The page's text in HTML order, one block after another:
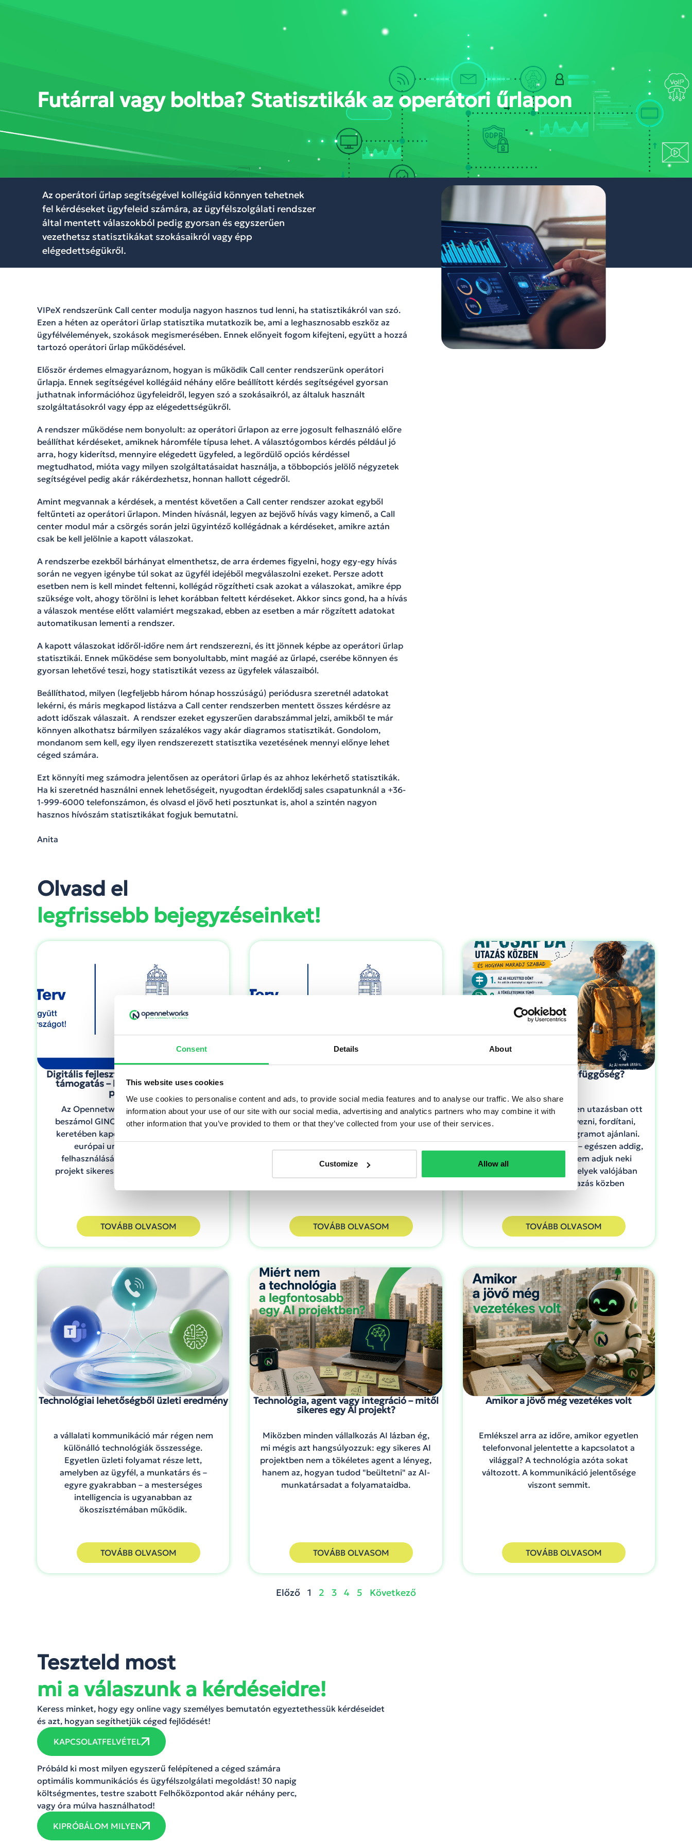
Consent Details About
This website uses cookies
We use cookies to personalise content and ads, to provide social media features and to analyse our traffic. We also share
information about your use of our site with our social media, advertising and analytics partners who may combine it with
other information that you’ve provided to them or that they’ve collected from your use of their services.
Customize Allow all
Futárral vagy boltba? Statisztikák az operátori űrlapon
Az operátori űrlap segítségével kollégáid könnyen tehetnek
fel kérdéseket ügyfeleid számára, az ügyfélszolgálati rendszer
által mentett válaszokból pedig gyorsan és egyszerűen
vezethetsz statisztikákat szokásaikról vagy épp
elégedettségükről.
VIPeX rendszerünk Call center modulja nagyon hasznos tud lenni, ha statisztikákról van szó.
Ezen a héten az operátori űrlap statisztika mutatkozik be, ami a leghasznosabb eszköz az
ügyfélvélemények, szokások megismerésében. Ennek előnyeit fogom kifejteni, együtt a hozzá
tartozó operátori űrlap működésével.
Először érdemes elmagyaráznom, hogyan is működik Call center rendszerünk operátori
űrlapja. Ennek segítségével kollégáid néhány előre beállított kérdés segítségével gyorsan
juthatnak információhoz ügyfeleidről, legyen szó a szokásaikról, az általuk használt
szolgáltatásokról vagy épp az elégedettségükről.
A rendszer működése nem bonyolult: az operátori űrlapon az erre jogosult felhasználó előre
beállíthat kérdéseket, amiknek háromféle típusa lehet. A választógombos kérdés például jó
arra, hogy kiderítsd, mennyire elégedett ügyfeled, a legördülő opciós kérdéssel
megtudhatod, mióta vagy milyen szolgáltatásaidat használja, a többopciós jelölő négyzetek
segítségével pedig akár rákérdezhetsz, honnan hallott cégedről.
Amint megvannak a kérdések, a mentést követően a Call center rendszer azokat egyből
feltűnteti az operátori űrlapon. Minden hívásnál, legyen az bejövő hívás vagy kimenő, a Call
center modul már a csörgés során jelzi ügyintéző kollégádnak a kérdéseket, amikre aztán
csak be kell jelölnie a kapott válaszokat.
A rendszerbe ezekből bárhányat elmenthetsz, de arra érdemes figyelni, hogy egy-egy hívás
során ne vegyen igénybe túl sokat az ügyfél idejéből megválaszolni ezeket. Persze adott
esetben nem is kell mindet feltenni, kollégád rögzítheti csak azokat a válaszokat, amikre épp
szüksége volt, ahogy törölni is lehet korábban feltett kérdéseket. Akkor sincs gond, ha a hívás
a válaszok mentése előtt valamiért megszakad, ebben az esetben a már rögzített adatokat
automatikusan lementi a rendszer.
A kapott válaszokat időről-időre nem árt rendszerezni, és itt jönnek képbe az operátori űrlap
statisztikái. Ennek működése sem bonyolultabb, mint magáé az űrlapé, cserébe könnyen és
gyorsan lehetővé teszi, hogy statisztikát vezess az ügyfelek válaszaiból.
Beállíthatod, milyen (legfeljebb három hónap hosszúságú) periódusra szeretnél adatokat
lekérni, és máris megkapod listázva a Call center rendszerben mentett összes kérdésre az
adott időszak válaszait. A rendszer ezeket egyszerűen darabszámmal jelzi, amikből te már
könnyen alkothatsz bármilyen százalékos vagy akár diagramos statisztikát. Gondolom,
mondanom sem kell, egy ilyen rendszerezett statisztika vezetésének mennyi előnye lehet
céged számára.
Ezt könnyíti meg számodra jelentősen az operátori űrlap és az ahhoz lekérhető statisztikák.
Ha ki szeretnéd használni ennek lehetőségeit, nyugodtan érdeklődj sales csapatunknál a +36-
1-999-6000 telefonszámon, és olvasd el jövő heti posztunkat is, ahol a szintén nagyon
hasznos hívószám statisztikákat fogjuk bemutatni.
Anita
Olvasd el
legfrissebb bejegyzéseinket!
Digitális fejlesztés, lean folyamatok, AI-
támogatás – lezárult a GINOP Plusz
projektünk
Az Opennetworks Kft. folyamatosan
beszámol GINOP Plusz 2.1.3-24 pályázat
keretében kapott vissza nem térítendő
európai uniós támogatásának
felhasználásáról. Bejegyzésünkben a
projekt sikeres zárásáról számolunk be.
TOVÁBB OLVASOM
Az Opennetworks Kft. folyamatosan
beszámol GINOP Plusz 2.1.3-24 pályázat
felhasználásáról. bejegyzés a marketing
fejlesztési részprojekt eredményeiről.
TOVÁBB OLVASOM
Szabadság vagy AI-függőség?
Az AI ma már szinte minden utazásban ott
van. Segít útvonalat tervezni, fordítani,
szállást keresni vagy programot ajánlani.
Ez fantasztikus lehetőség – egészen addig,
amíg észrevétlenül át nem adjuk neki
azokat a döntéseket, amelyek valójában
ránk tartoznak. Pl. utazás közben
TOVÁBB OLVASOM
Technológiai lehetőségből üzleti eredmény
a vállalati kommunikáció már régen nem
különálló technológiák összessége.
Egyetlen üzleti folyamat része lett,
amelyben az ügyfél, a munkatárs és –
egyre gyakrabban – a mesterséges
intelligencia is ugyanabban az
ökoszisztémában működik.
TOVÁBB OLVASOM
Technológia, agent vagy integráció – mitől
sikeres egy AI projekt?
Miközben minden vállalkozás AI lázban ég,
mi mégis azt hangsúlyozzuk: egy sikeres AI
projektben nem a tökéletes agent a lényeg,
hanem az, hogyan tudod "beültetni" az AI-
munkatársadat a folyamataidba.
TOVÁBB OLVASOM
Amikor a jövő még vezetékes volt
Emlékszel arra az időre, amikor egyetlen
telefonvonal jelentette a kapcsolatot a
világgal? A technológia azóta sokat
változott. A kommunikáció jelentősége
viszont semmit.
TOVÁBB OLVASOM
Előző 1 2 3 4 5 Következő
Teszteld most
mi a válaszunk a kérdéseidre!
Keress minket, hogy egy online vagy személyes bemutatón egyeztethessük kérdéseidet
és azt, hogyan segíthetjük céged fejlődését!
KAPCSOLATFELVÉTEL
Próbáld ki most milyen egyszerű felépítened a céged számára
optimális kommunikációs és ügyfélszolgálati megoldást! 30 napig
költségmentes, testre szabott Felhőközpontod akár néhány perc,
vagy óra múlva használhatod!
KIPRÓBÁLOM MILYEN